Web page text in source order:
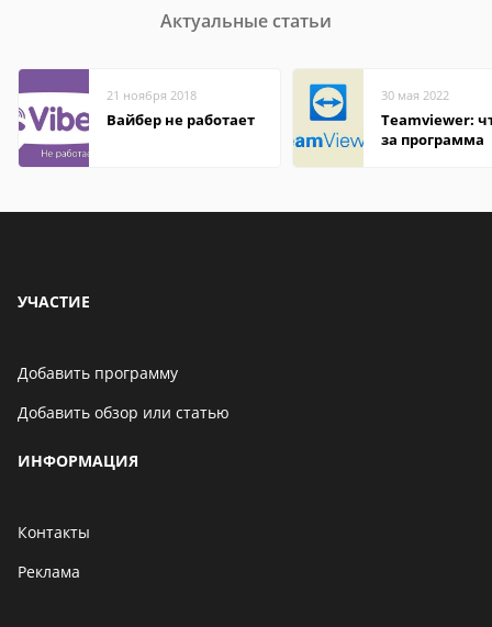
Актуальные статьи
21 ноября 2018
Вайбер не работает
30 мая 2022
Teamviewer:
за программа
УЧАСТИЕ
Добавить программу
Добавить обзор или статью
ИНФОРМАЦИЯ
Контакты
Реклама